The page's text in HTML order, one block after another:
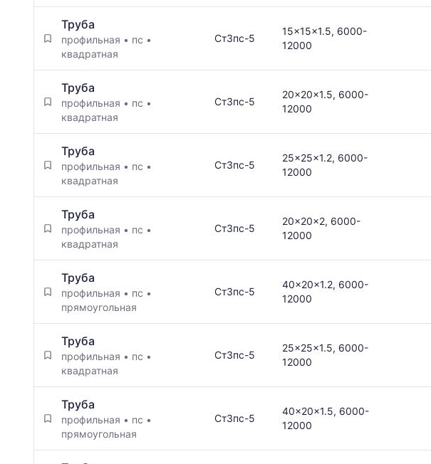
месяц.
Статистика
рассчитывается
обновляется
мере
обновления
прайс-
листов.
запросу
Труба
профильная • пс •
квадратная
Ст3пс-5
15x15x1.5, 6000-
12000
Труба
профильная • пс •
квадратная
Ст3пс-5
20x20x1.5, 6000-
12000
Труба
профильная • пс •
квадратная
Ст3пс-5
25x25x1.2, 6000-
12000
Труба
профильная • пс •
квадратная
Ст3пс-5
20x20x2, 6000-
12000
Труба
профильная • пс •
прямоугольная
Ст3пс-5
40x20x1.2, 6000-
12000
Труба
профильная • пс •
квадратная
Ст3пс-5
25x25x1.5, 6000-
12000
Труба
профильная • пс •
прямоугольная
Ст3пс-5
40x20x1.5, 6000-
12000